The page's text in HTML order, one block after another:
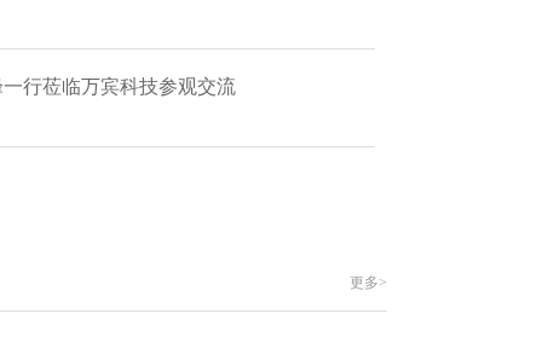
行莅临万宾科技参观交流
更多>